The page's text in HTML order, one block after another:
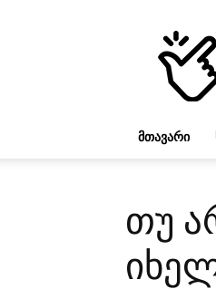
ᲛᲗᲐᲕᲐᲠᲘ
თუ